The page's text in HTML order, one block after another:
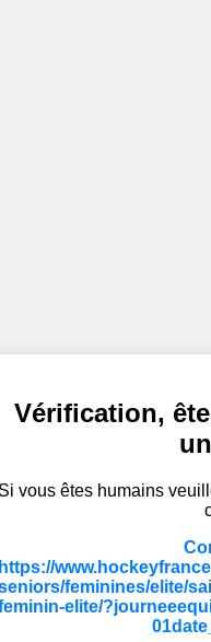
Vérification,
vous êtes humains
feminines/elite/
elite/